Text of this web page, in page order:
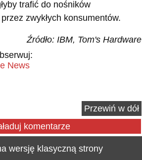
trafić do nośników
zwykłych konsumentów.
Źródło: IBM, Tom's Hardware
News
Przewiń w dół
komentarze
wersję klasyczną strony